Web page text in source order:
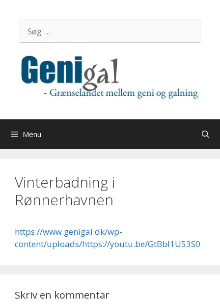
indhold
efter:
Menu
Vinterbadning i
Rønnerhavnen
https://www.genigal.dk/wp-
content/uploads/https://youtu.be/GtBbI1U53S0
Skriv en kommentar